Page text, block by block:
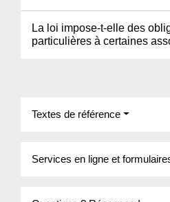
La loi impose-t-elle des
particulières à certaines
Textes de référence
Services en ligne et